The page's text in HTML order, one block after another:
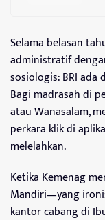
Selama belasan
administratif
sosiologis: BRI
Bagi madrasah di
atau Wanasalam,
perkara klik di
melelahkan.
Ketika Kemenag
Mandiri—yang
kantor cabang di